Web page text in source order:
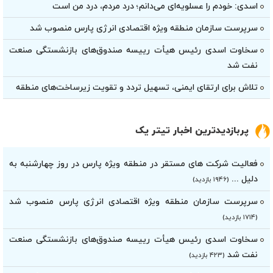
اسدی: خودم را عسلویه‌ای می‌دانم؛ درد مردم، درد من است
سرپرست سازمان منطقه ویژه اقتصادی انرژی پارس منصوب شد
سخاوت اسدی رئیس هیأت‌ رییسه صندوق‌های بازنشستگی صنعت
نفت شد
تلاش برای ارتقای ایمنی، تسهیل تردد و تقویت زیرساخت‌های منطقه
پربازدیدترین اخبار تیتر یک
فعالیت شرکت های مستقر در منطقه ویژه پارس در روز چهارشنبه به
دلیل ...
سرپرست سازمان منطقه ویژه اقتصادی انرژی پارس منصوب شد
سخاوت اسدی رئیس هیأت‌ رییسه صندوق‌های بازنشستگی صنعت
نفت شد (۴۲۳ بازدید)